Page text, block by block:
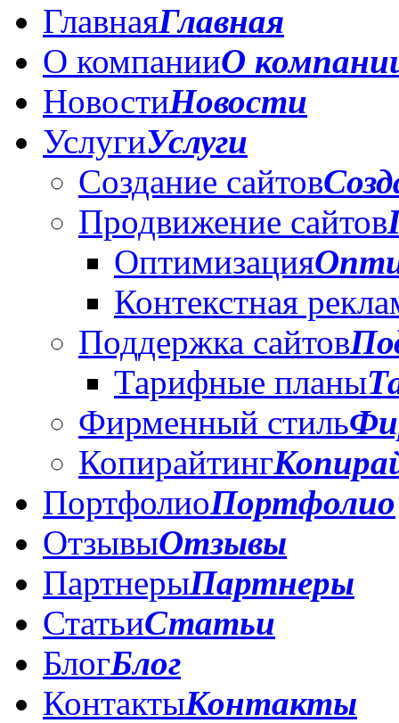
ГлавнаяГлавная
О компанииО
НовостиНовости
УслугиУслуги
Создание сайтов
Продвижение сайтов
Оптимизация
Контекстная
Поддержка сайтов
Тарифные планы
Фирменный стиль
Копирайтинг
ПортфолиоПортфолио
ОтзывыОтзывы
ПартнерыПартнеры
СтатьиСтатьи
БлогБлог
КонтактыКонтакты